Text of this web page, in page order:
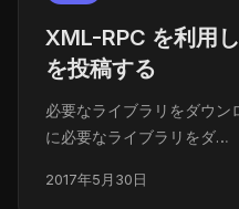
XML-RPC を利用
を投稿する
必要なライブラリをダウ
に必要なライブラリをダ…
2017年5月30日